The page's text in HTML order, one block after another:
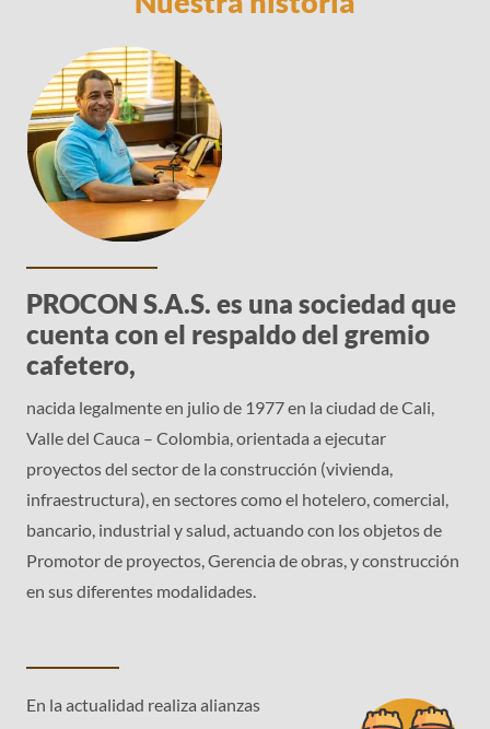
PROCON S.A.S. es una sociedad que
cuenta con el respaldo del gremio
cafetero,
nacida legalmente en julio de 1977 en la ciudad de Cali,
Valle del Cauca – Colombia, orientada a ejecutar
proyectos del sector de la construcción (vivienda,
infraestructura), en sectores como el hotelero, comercial,
bancario, industrial y salud, actuando con los objetos de
Promotor de proyectos, Gerencia de obras, y construcción
en sus diferentes modalidades.
En la actualidad realiza alianzas